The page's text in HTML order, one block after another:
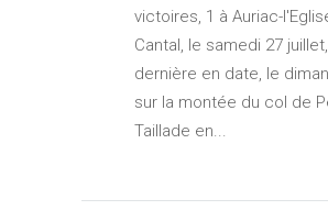
victoires, 1 à Auriac-
Cantal, le samedi 27
dernière en date, le
sur la montée du col de
Taillade en...